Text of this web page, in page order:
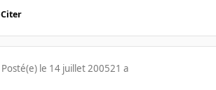
Citer
Posté(e) le 14 juillet 200521 a